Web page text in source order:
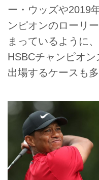
ー・ウッズや2019
ンピオンのローリ
まっているように
HSBCチャンピオ
出場するケースも